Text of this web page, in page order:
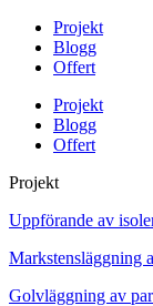
Projekt
Blogg
Offert
Projekt
Blogg
Offert
Projekt
Uppförande av
Markstensläggning
Golvläggning av